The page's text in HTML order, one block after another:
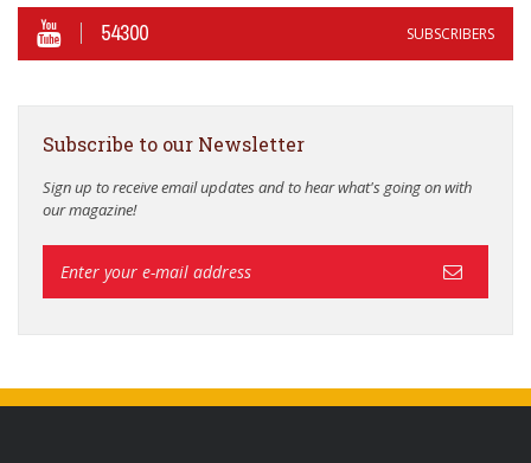
54300 SUBSCRIBERS
Subscribe to our Newsletter
Sign up to receive email updates and to hear what's going on with
our magazine!